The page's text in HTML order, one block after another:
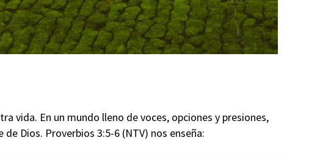
vida. En un mundo lleno de voces, opciones y presiones,
Dios. Proverbios 3:5-6 (NTV) nos enseña: